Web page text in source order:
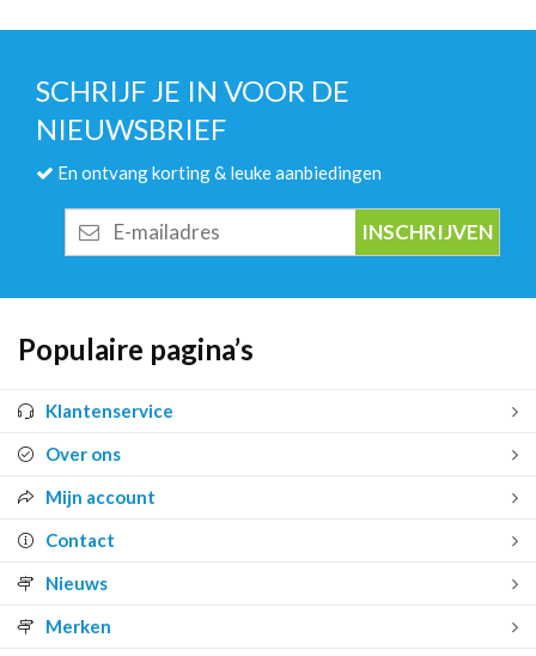
SCHRIJF JE IN VOOR DE
NIEUWSBRIEF
En ontvang korting & leuke aanbiedingen
mailadres
Populaire pagina’s
Klantenservice
Over ons
Mijn account
Contact
Nieuws
Merken